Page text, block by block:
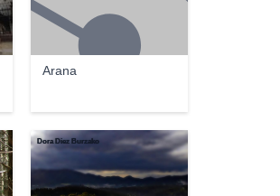
Arana
Dora Diez Burzako